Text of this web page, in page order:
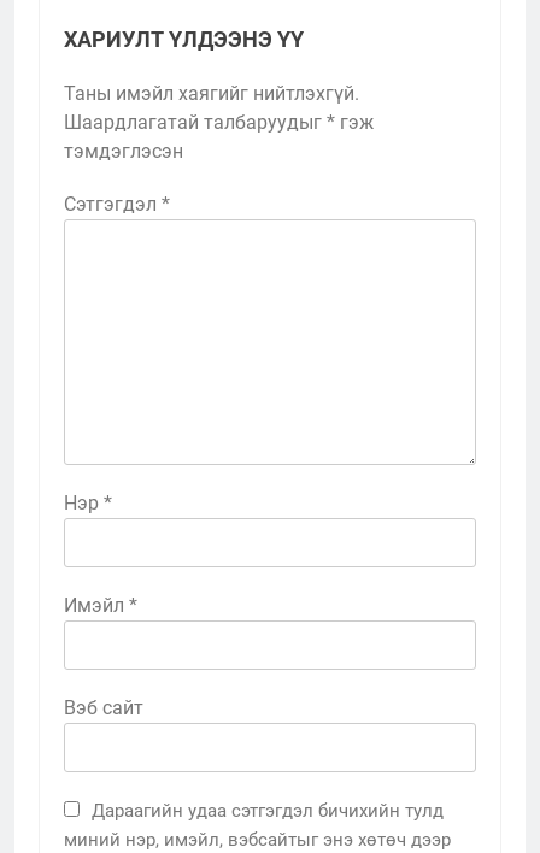
ХАРИУЛТ ҮЛДЭЭНЭ ҮҮ
Таны имэйл хаягийг нийтлэхгүй.
Шаардлагатай талбаруудыг * гэж
тэмдэглэсэн
Сэтгэгдэл *
Нэр *
Имэйл *
Вэб сайт
Дараагийн удаа сэтгэгдэл бичихийн тулд
миний нэр, имэйл, вэбсайтыг энэ хөтөч дээр